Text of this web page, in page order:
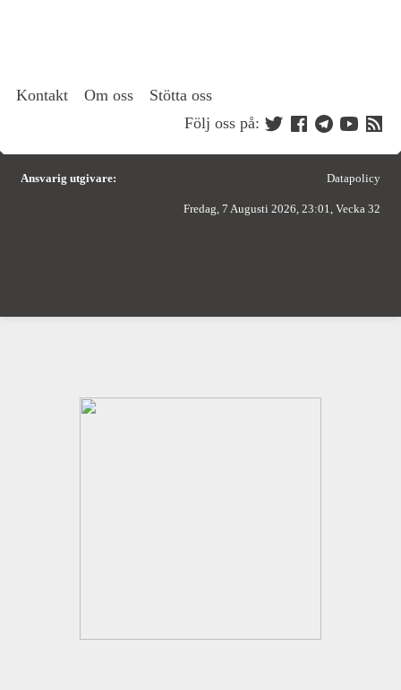
Kontakt Om oss
Stötta oss
Följ oss på:
Ansvarig utgivare: Datapolicy
Fredag, 7 Augusti 2026, 23:01, Vecka 32